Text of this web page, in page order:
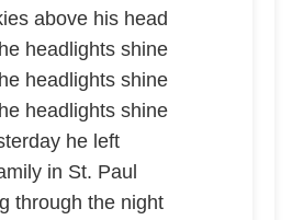
above his head
headlights shine
headlights shine
headlights shine
he left
in St. Paul
through the night